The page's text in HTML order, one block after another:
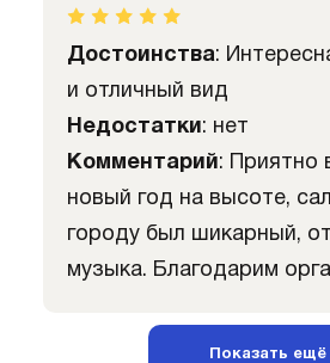
Достоинства:
и отличный вид
Недостатки: нет
Комментарий: Приятно
новый год на высоте,
городу был шикарный,
музыка. Благодарим
Показать ещё